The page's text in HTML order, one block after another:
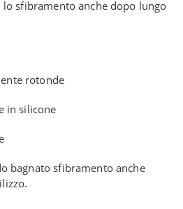
sfibramento anche dopo lungo
rotonde
in silicone
bagnato sfibramento anche